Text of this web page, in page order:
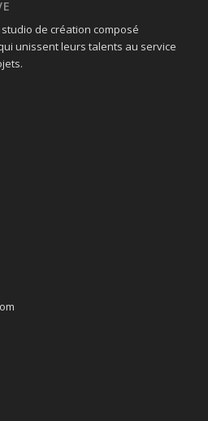
de création composé
unissent leurs talents au service